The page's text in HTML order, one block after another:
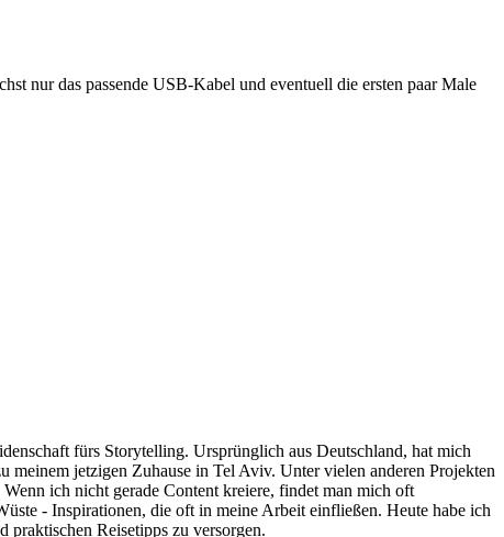
nur das passende USB-Kabel und eventuell die ersten paar Male
fürs Storytelling. Ursprünglich aus Deutschland, hat mich
meinem jetzigen Zuhause in Tel Aviv. Unter vielen anderen Projekten
ich nicht gerade Content kreiere, findet man mich oft
- Inspirationen, die oft in meine Arbeit einfließen. Heute habe ich
Reisetipps zu versorgen.